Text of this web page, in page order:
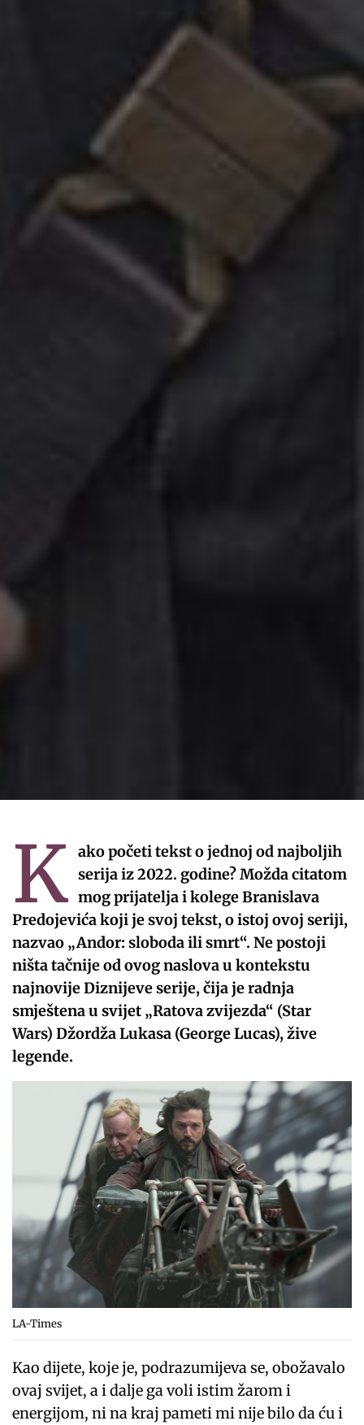
K ako početi tekst o jednoj od najboljih
serija iz 2022. godine? Možda citatom
mog prijatelja i kolege Branislava
Predojevića koji je svoj tekst, o istoj ovoj seriji,
nazvao „Andor: sloboda ili smrt“. Ne postoji
ništa tačnije od ovog naslova u kontekstu
najnovije Diznijeve serije, čija je radnja
smještena u svijet „Ratova zvijezda“ (Star
Wars) Džordža Lukasa (George Lucas), žive
legende.
LA-Times
Kao dijete, koje je, podrazumijeva se, obožavalo
ovaj svijet, a i dalje ga voli istim žarom i
energijom, ni na kraj pameti mi nije bilo da ću i